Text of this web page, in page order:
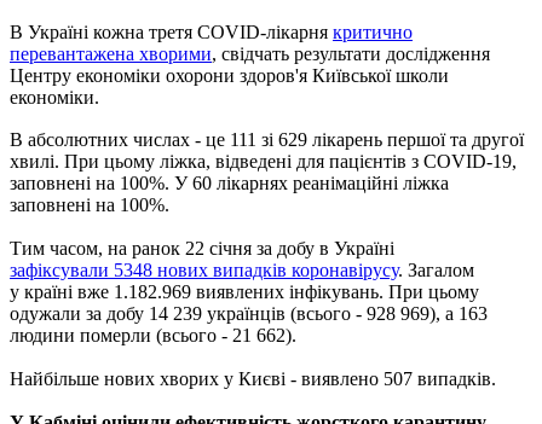
В Україні кожна третя COVID-лікарня критично
перевантажена хворими, свідчать результати дослідження
Центру економіки охорони здоров'я Київської школи
економіки.
В абсолютних числах - це 111 зі 629 лікарень першої та другої
хвилі. При цьому ліжка, відведені для пацієнтів з COVID-19,
заповнені на 100%. У 60 лікарнях реанімаційні ліжка
заповнені на 100%.
Тим часом, на ранок 22 січня за добу в Україні
зафіксували 5348 нових випадків коронавірусу. Загалом
у країні вже 1.182.969 виявлених інфікувань. При цьому
одужали за добу 14 239 українців (всього - 928 969), а 163
людини померли (всього - 21 662).
Найбільше нових хворих у Києві - виявлено 507 випадків.